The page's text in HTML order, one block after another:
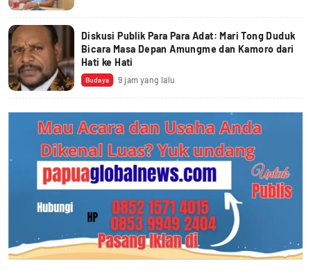
Diskusi Publik Para Para Adat: Mari Tong Duduk
Bicara Masa Depan Amungme dan Kamoro dari
Hati ke Hati
Budaya 9 jam yang lalu